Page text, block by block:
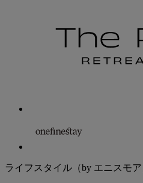
ライフスタイル（by エニスモア